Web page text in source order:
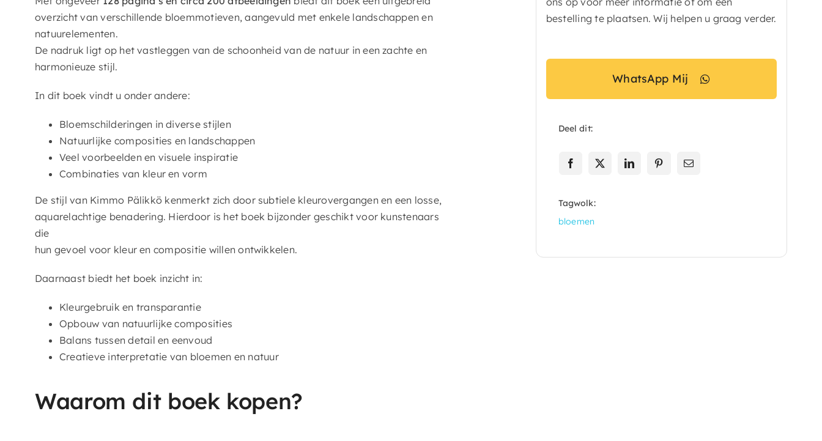
overzicht van verschillende bloemmotieven, aangevuld met enkele landschappen en
natuurelementen.
De nadruk ligt op het vastleggen van de schoonheid van de natuur in een zachte en
harmonieuze stijl.
In dit boek vindt u onder andere:
Bloemschilderingen in diverse stijlen
Natuurlijke composities en landschappen
Veel voorbeelden en visuele inspiratie
Combinaties van kleur en vorm
De stijl van Kimmo Pälikkö kenmerkt zich door subtiele kleurovergangen en een losse,
aquarelachtige benadering. Hierdoor is het boek bijzonder geschikt voor kunstenaars
die
hun gevoel voor kleur en compositie willen ontwikkelen.
Daarnaast biedt het boek inzicht in:
Kleurgebruik en transparantie
Opbouw van natuurlijke composities
Balans tussen detail en eenvoud
Creatieve interpretatie van bloemen en natuur
Waarom dit boek kopen?
bestelling te plaatsen. Wij helpen u graag verder.
WhatsApp Mij
Deel dit:
Tagwolk:
bloemen